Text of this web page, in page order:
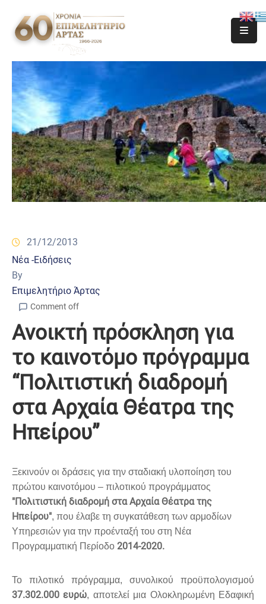
21/12/2013
Νέα -Ειδήσεις
By
Επιμελητήριο Άρτας
Comment off
Ανοικτή πρόσκληση για
το καινοτόμο πρόγραμμα
“Πολιτιστική διαδρομή
στα Αρχαία Θέατρα της
Ηπείρου”
Ξεκινούν οι δράσεις για την σταδιακή υλοποίηση του
πρώτου καινοτόμου – πιλοτικού προγράμματος
"Πολιτιστική διαδρομή στα Αρχαία Θέατρα της
Ηπείρου", που έλαβε τη συγκατάθεση των αρμοδίων
Υπηρεσιών για την προένταξή του στη Νέα
Προγραμματική Περίοδο 2014-2020.
Το πιλοτικό πρόγραμμα, συνολικού προϋπολογισμού
37.302.000 ευρώ, αποτελεί μια Ολοκληρωμένη Εδαφική